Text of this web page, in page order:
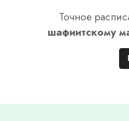
Точное
шафиитскому